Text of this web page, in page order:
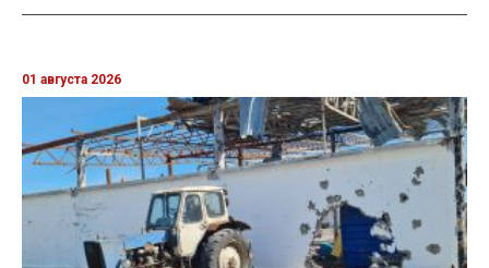
01 августа 2026